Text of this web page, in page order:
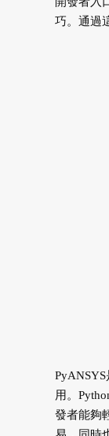
巧。通過
用。
發者能夠